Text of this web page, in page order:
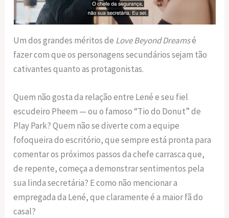
Um dos grandes méritos de Love Beyond Dreamsé
fazer com que os personagens secundários sejam tão
cativantes quanto as protagonistas.
Quem não gosta da relação entre Lené e seu fiel
escudeiro Pheem — ou o famoso “Tio do Donut” de
Play Park? Quem não se diverte com a equipe
fofoqueira do escritório, que sempre está pronta para
comentar os próximos passos da chefe carrasca que,
de repente, começa a demonstrar sentimentos pela
sua linda secretária? E como não mencionar a
empregada da Lené, que claramente é a maior fã do
casal?